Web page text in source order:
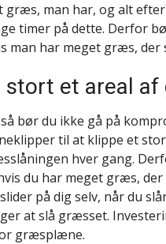
græs, man har, og alt
timer på dette. Derfor
man har meget græs, der
stort et areal
bør du ikke gå på
til at klippe et
hver gang.
du har meget græs, der
på dig selv, når du
at slå græsset.
græsplæne.